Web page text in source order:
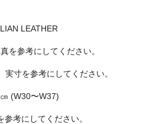
LEATHER
を参考にしてください。
寸を参考にしてください。
(W30〜W37)
考にしてください。